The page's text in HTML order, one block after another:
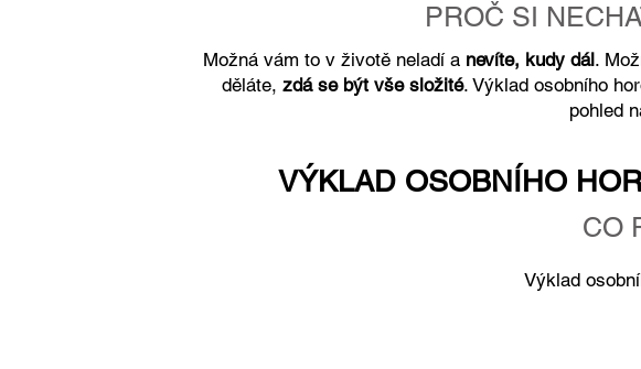
PROČ SI
Možná vám to v životě neladí a nevíte, kudy dál.
děláte, zdá se být vše složité. Výklad osobního
pohled
VÝKLAD OSOBNÍHO
CO
Výklad